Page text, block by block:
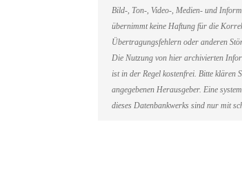
Bild-, Ton-, Video-, Medien- und
übernimmt keine Haftung für die
Übertragungsfehlern oder anderen
Die Nutzung von hier archivierten
ist in der Regel kostenfrei. Bitte klären
angegebenen Herausgeber. Eine
dieses Datenbankwerks sind nur mit